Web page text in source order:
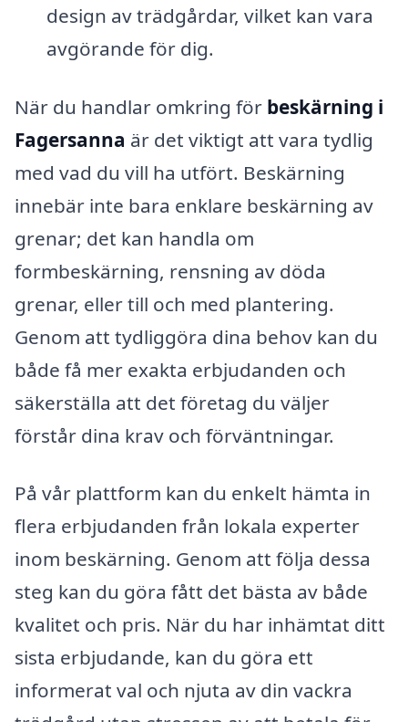
design av trädgårdar, vilket kan vara
avgörande för dig.
När du handlar omkring för beskärning i
Fagersanna är det viktigt att vara tydlig
med vad du vill ha utfört. Beskärning
innebär inte bara enklare beskärning av
grenar; det kan handla om
formbeskärning, rensning av döda
grenar, eller till och med plantering.
Genom att tydliggöra dina behov kan du
både få mer exakta erbjudanden och
säkerställa att det företag du väljer
förstår dina krav och förväntningar.
På vår plattform kan du enkelt hämta in
flera erbjudanden från lokala experter
inom beskärning. Genom att följa dessa
steg kan du göra fått det bästa av både
kvalitet och pris. När du har inhämtat ditt
sista erbjudande, kan du göra ett
informerat val och njuta av din vackra